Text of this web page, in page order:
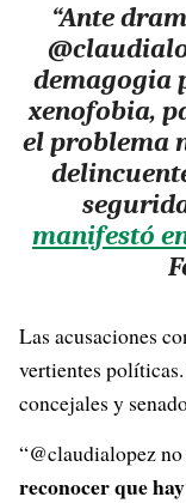
“Ante
demagogia
xenofobia,
el problema
manifestó
Las acusaciones
vertientes
concejales y
“@claudialopez
reconocer que